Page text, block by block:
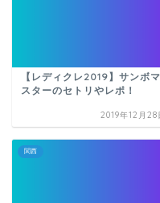
【レディクレ2019】サンボマ
スターのセトリやレポ！
2019年12月28
関西